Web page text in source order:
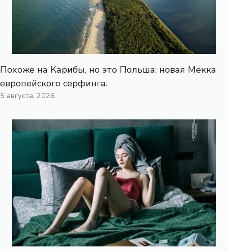
Похоже на Карибы, но это Польша: новая Мекка
европейского серфинга.
5 августа, 2026